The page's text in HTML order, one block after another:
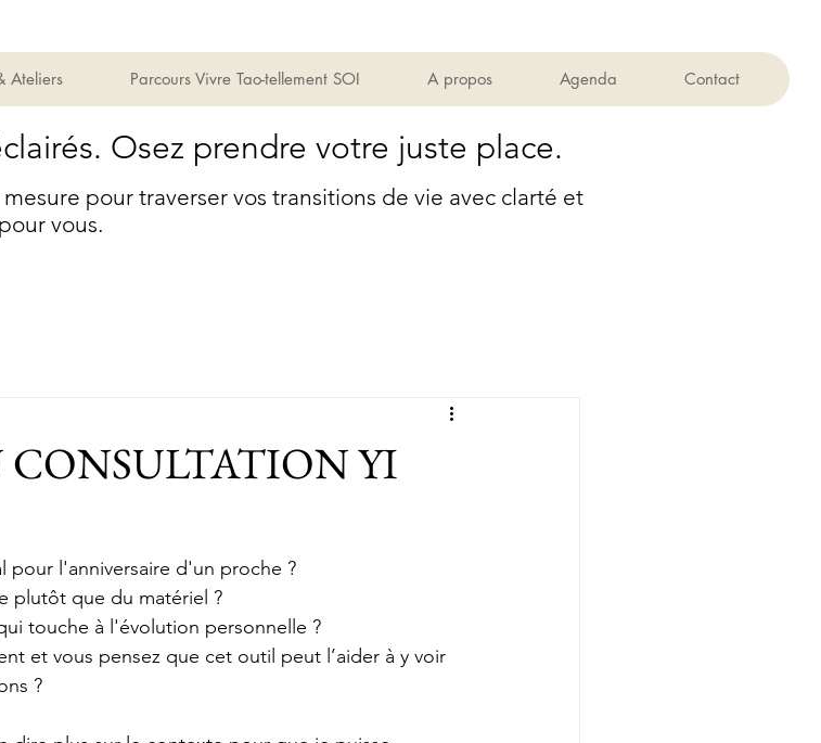
Ateliers Parcours Vivre Tao-tellement SOI A propos Agenda Contact
Osez prendre votre juste place.
pour traverser vos transitions de vie avec clarté et
vous.
YI
pour l'anniversaire d'un proche ?
plutôt que du matériel ?
touche à l'évolution personnelle ?
et vous pensez que cet outil peut l’aider à y voir
?